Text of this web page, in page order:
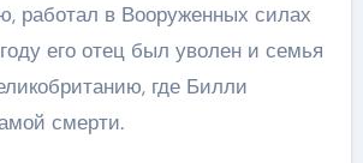
работал в Вооруженных силах
его отец был уволен и семья
где Билли
смерти.